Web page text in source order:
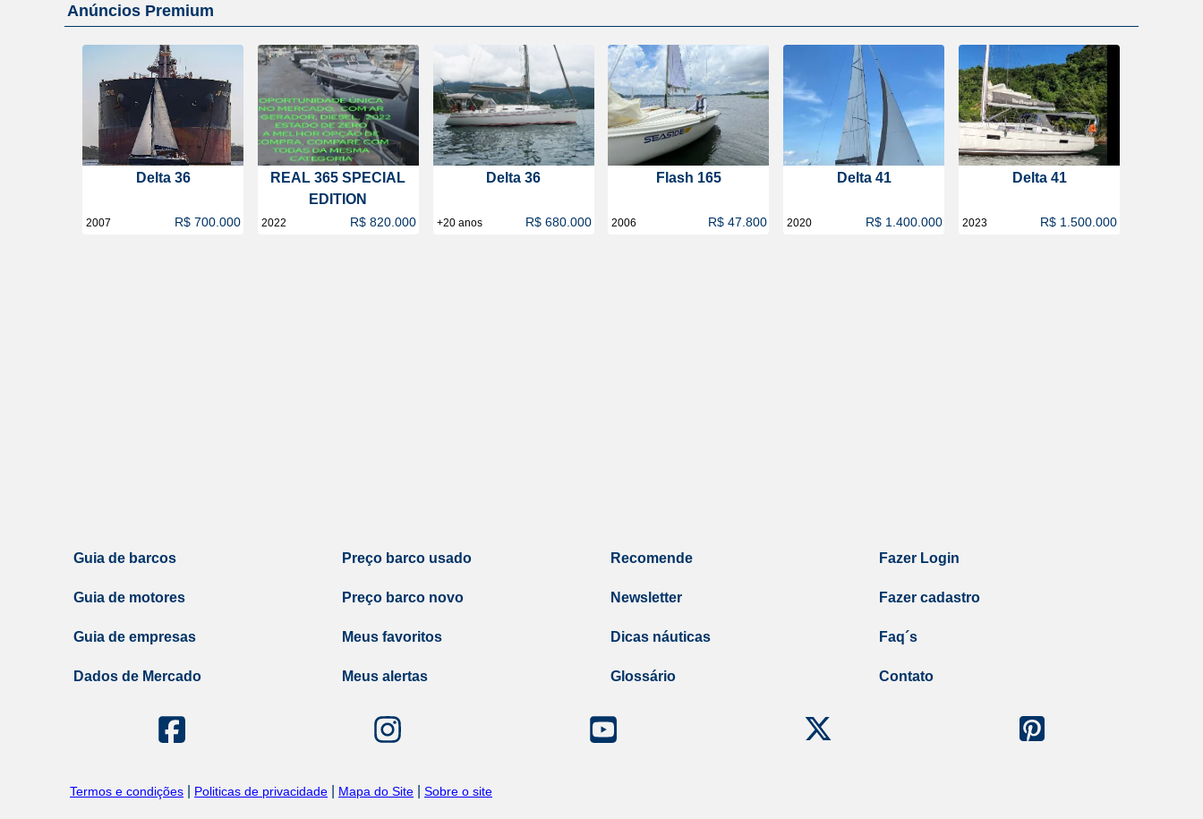
Anúncios Premium
Delta 36
2007 R$ 700.000
REAL 365 SPECIAL
EDITION
2022 R$ 820.000
Delta 36
+20 anos R$ 680.000
Flash 165
2006 R$ 47.800
Delta 41
2020 R$ 1.400.000
Delta 41
2023 R$ 1.500.000
Guia de barcos
Guia de motores
Guia de empresas
Dados de Mercado
Preço barco usado
Preço barco novo
Meus favoritos
Meus alertas
Recomende
Newsletter
Dicas náuticas
Glossário
Fazer Login
Fazer cadastro
Faq´s
Contato
Termos e condições Politicas de privacidade Mapa do Site Sobre o site